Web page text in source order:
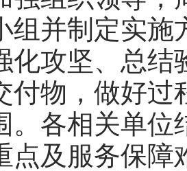
组并制定实施
化攻坚、总结
付物，做好过
。各相关单位
点及服务保障